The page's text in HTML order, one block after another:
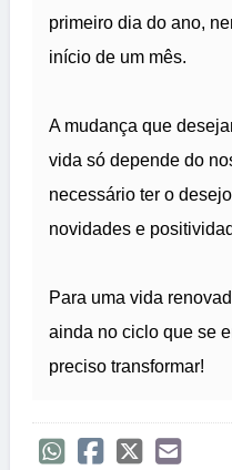
primeiro dia do ano,
início de um mês.
A mudança que
vida só depende do
necessário ter o
novidades e
Para uma vida
ainda no ciclo que se
preciso transformar!